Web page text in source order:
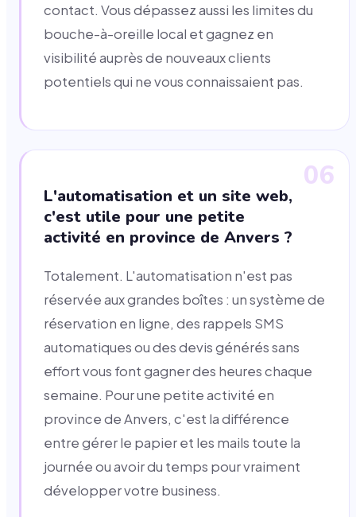
contact. Vous dépassez aussi les limites du
bouche-à-oreille local et gagnez en
visibilité auprès de nouveaux clients
potentiels qui ne vous connaissaient pas.
06
L'automatisation et un site web,
c'est utile pour une petite
activité en province de Anvers ?
Totalement. L'automatisation n'est pas
réservée aux grandes boîtes : un système de
réservation en ligne, des rappels SMS
automatiques ou des devis générés sans
effort vous font gagner des heures chaque
semaine. Pour une petite activité en
province de Anvers, c'est la différence
entre gérer le papier et les mails toute la
journée ou avoir du temps pour vraiment
développer votre business.